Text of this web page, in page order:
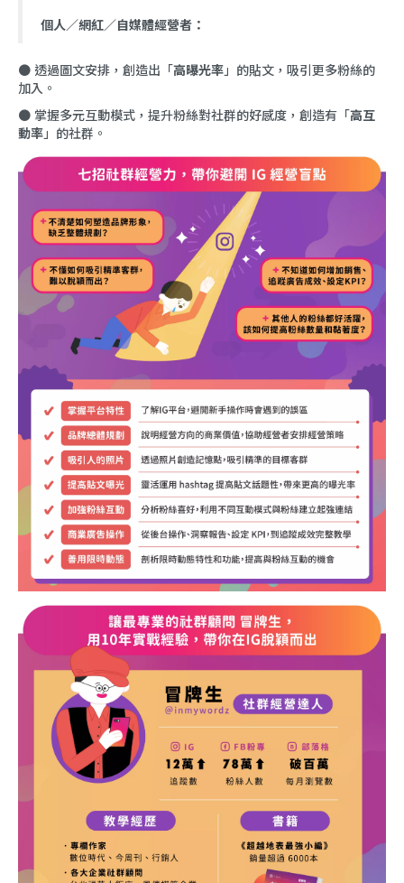
個人／網紅／自媒體經營者：
● 透過圖文安排，創造出「高曝光率」的貼文，吸引更多粉絲的
加入。
● 掌握多元互動模式，提升粉絲對社群的好感度，創造有「高互
動率」的社群。